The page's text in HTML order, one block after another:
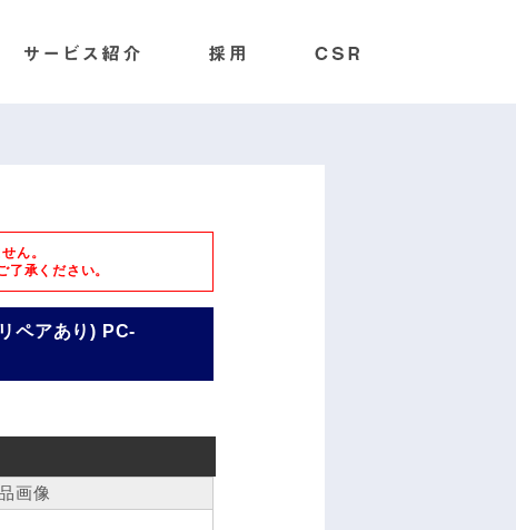
ん。
承ください。
ペアあり) PC-
画像